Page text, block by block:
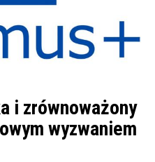
i zrównoważony
wyzwaniem